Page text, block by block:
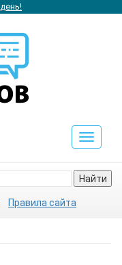
Toggle
Найти
Правила сайта